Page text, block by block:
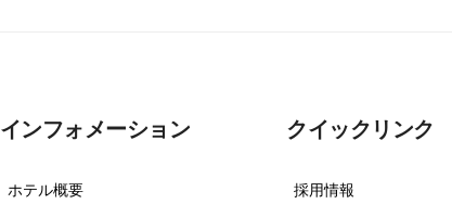
インフォメーション
ホテル概要
クイックリンク
採用情報